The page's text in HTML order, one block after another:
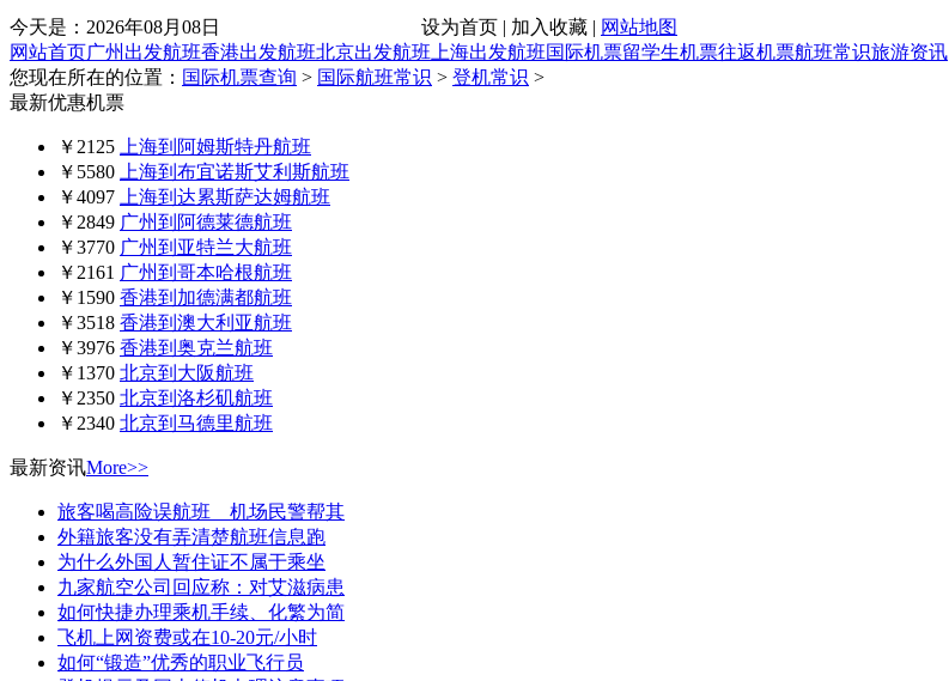
今天是： 2026年08月08日 设为首页 | 加入收藏 | 网站地图
网站首页广州出发航班香港出发航班北京出发航班 上海出发航班国际机票留学生机票往返机票航班常识旅游资讯
您现在所在的位置： 国际机票查询 > 国际航班常识 > 登机常识 >
最新优惠机票
￥2125
上海到阿姆斯特丹航班
￥5580
上海到布宜诺斯艾利斯航班
￥4097
上海到达累斯萨达姆航班
￥2849 广州到阿德莱德航班
￥3770 广州到亚特兰大航班
￥2161 广州到哥本哈根航班
￥1590 香港到加德满都航班
￥3518 香港到澳大利亚航班
￥3976 香港到奥克兰航班
￥1370 北京到大阪航班
￥2350 北京到洛杉矶航班
￥2340 北京到马德里航班
最新资讯More>>
旅客喝高险误航班 机场民警帮其
外籍旅客没有弄清楚航班信息跑
为什么外国人暂住证不属于乘坐
九家航空公司回应称：对艾滋病患
如何快捷办理乘机手续、化繁为简
飞机上网资费或在10-20元/小时
如何“锻造”优秀的职业飞行员